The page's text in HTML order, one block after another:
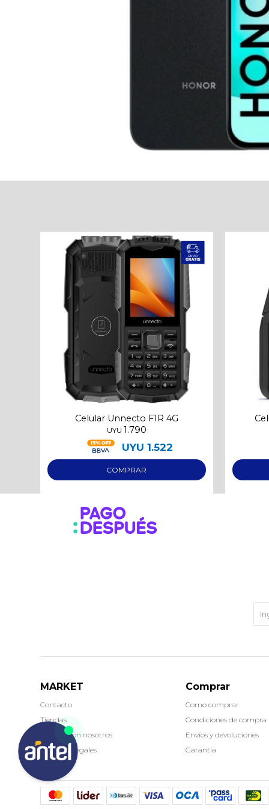
Celular Unnecto F1R 4G
UYU 1.790
UYU 1.522
MARKET
Contacto
Tiendas
Trabaja con nosotros
Términos legales
Comprar
Como comprar
Condiciones de compra
Envíos y devoluciones
Garantía